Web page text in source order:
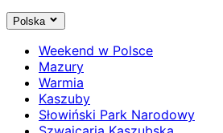
Polska
Weekend w Polsce
Mazury
Warmia
Kaszuby
Słowiński Park Narodowy